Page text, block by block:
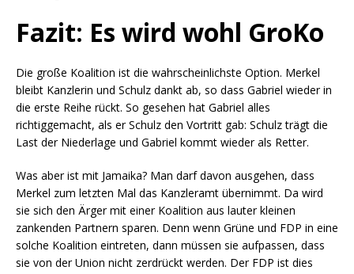
Fazit: Es wird wohl GroKo
Die große Koalition ist die wahrscheinlichste Option. Merkel
bleibt Kanzlerin und Schulz dankt ab, so dass Gabriel wieder in
die erste Reihe rückt. So gesehen hat Gabriel alles
richtiggemacht, als er Schulz den Vortritt gab: Schulz trägt die
Last der Niederlage und Gabriel kommt wieder als Retter.
Was aber ist mit Jamaika? Man darf davon ausgehen, dass
Merkel zum letzten Mal das Kanzleramt übernimmt. Da wird
sie sich den Ärger mit einer Koalition aus lauter kleinen
zankenden Partnern sparen. Denn wenn Grüne und FDP in eine
solche Koalition eintreten, dann müssen sie aufpassen, dass
sie von der Union nicht zerdrückt werden. Der FDP ist dies